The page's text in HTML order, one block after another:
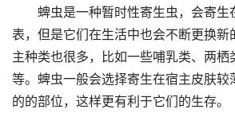
蜱虫是一种暂时性寄生虫，会寄
表，但是它们在生活中也会不断更换新
主种类也很多，比如一些哺乳类、两栖
等。蜱虫一般会选择寄生在宿主皮肤
的的部位，这样更有利于它们的生存。